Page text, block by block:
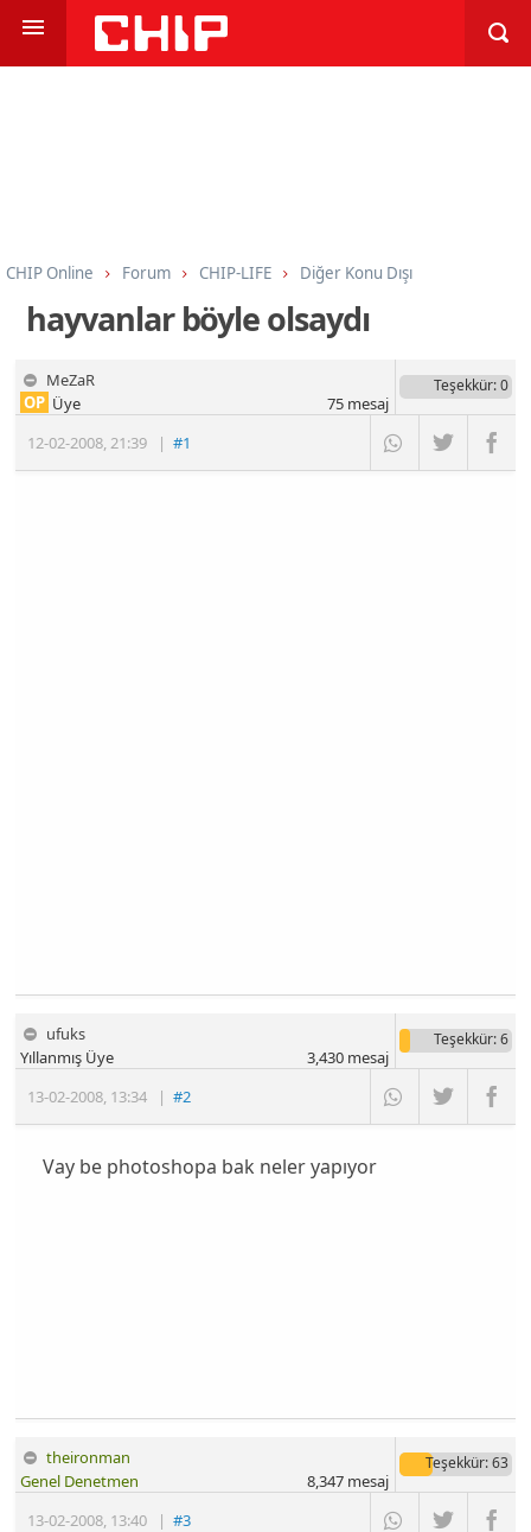
CHIP Online Forum CHIP-LIFE Diğer Konu Dışı
hayvanlar böyle olsaydı
MeZaR
12-02-2008,21:39 |#1
OP Üye
Teşekkür: 0
75mesaj
ufuks
13-02-2008, 13:34 |#2
Yıllanmış Üye
Teşekkür: 6
3,430mesaj
Vay be photoshopa bak neler yapıyor
theironman
13-02-2008, 13:40 |#3
Genel Denetmen
Teşekkür: 63
8,347mesaj